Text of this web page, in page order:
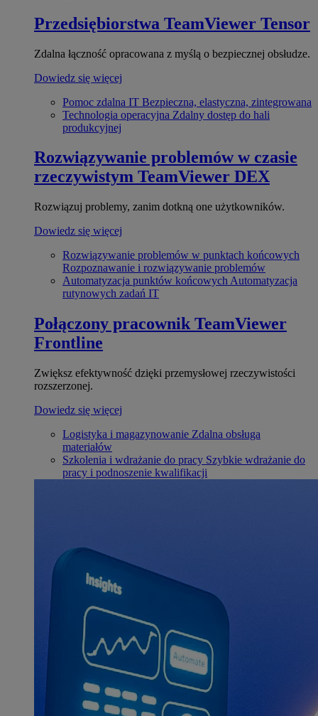
Przedsiębiorstwa TeamViewer Tensor
Zdalna łączność opracowana z myślą o bezpiecznej obsłudze.
Dowiedz się więcej
Pomoc zdalna IT Bezpieczna, elastyczna, zintegrowana
Technologia operacyjna Zdalny dostęp do hali
produkcyjnej
Rozwiązywanie problemów w czasie
rzeczywistym TeamViewer DEX
Rozwiązuj problemy, zanim dotkną one użytkowników.
Dowiedz się więcej
Rozwiązywanie problemów w punktach końcowych
Rozpoznawanie i rozwiązywanie problemów
Automatyzacja punktów końcowych Automatyzacja
rutynowych zadań IT
Połączony pracownik TeamViewer
Frontline
Zwiększ efektywność dzięki przemysłowej rzeczywistości
rozszerzonej.
Dowiedz się więcej
Logistyka i magazynowanie Zdalna obsługa
materiałów
Szkolenia i wdrażanie do pracy Szybkie wdrażanie do
pracy i podnoszenie kwalifikacji